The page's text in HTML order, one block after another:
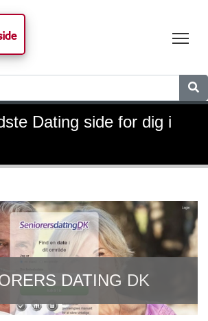
Dating side for dig i
DATING DK
DATING ONLINE
DATING I DANMARK
I DANMARK